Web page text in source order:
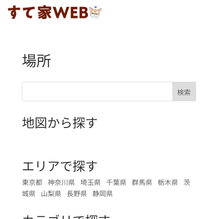
場所
検索
地図から探す
エリアで探す
東京都 神奈川県 埼玉県 千葉県 群馬県 栃木県 茨
城県
山梨県 長野県 静岡県